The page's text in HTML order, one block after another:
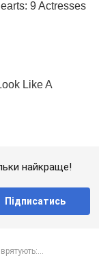
найкраще!
Підписатись